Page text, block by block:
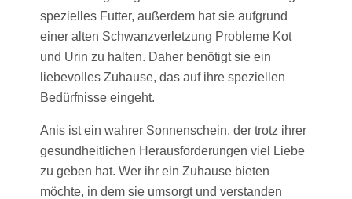
spezielles Futter, außerdem hat sie aufgrund
einer alten Schwanzverletzung Probleme Kot
und Urin zu halten. Daher benötigt sie ein
liebevolles Zuhause, das auf ihre speziellen
Bedürfnisse eingeht.
Anis ist ein wahrer Sonnenschein, der trotz ihrer
gesundheitlichen Herausforderungen viel Liebe
zu geben hat. Wer ihr ein Zuhause bieten
möchte, in dem sie umsorgt und verstanden